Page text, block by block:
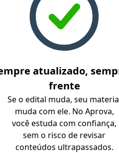
atualizado,
frente
Se o edital muda, seu
muda com ele. No Aprova,
você estuda com confiança,
sem o risco de revisar
conteúdos ultrapassados.